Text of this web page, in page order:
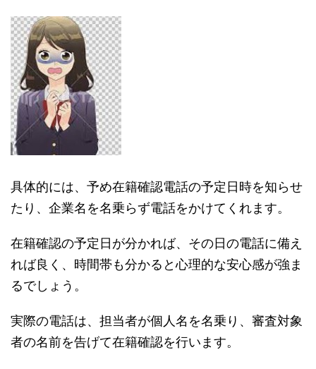
具体的には、予め在籍確認電話の予定日時を知らせ
たり、企業名を名乗らず電話をかけてくれます。
在籍確認の予定日が分かれば、その日の電話に備え
れば良く、時間帯も分かると心理的な安心感が強ま
るでしょう。
実際の電話は、担当者が個人名を名乗り、審査対象
者の名前を告げて在籍確認を行います。